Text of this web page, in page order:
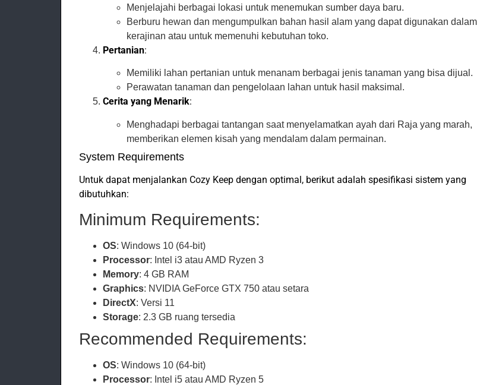
Menjelajahi berbagai lokasi untuk menemukan sumber daya baru.
Berburu hewan dan mengumpulkan bahan hasil alam yang dapat digunakan dalam
kerajinan atau untuk memenuhi kebutuhan toko.
Pertanian:
Memiliki lahan pertanian untuk menanam berbagai jenis tanaman yang bisa dijual.
Perawatan tanaman dan pengelolaan lahan untuk hasil maksimal.
Cerita yang Menarik:
Menghadapi berbagai tantangan saat menyelamatkan ayah dari Raja yang marah,
memberikan elemen kisah yang mendalam dalam permainan.
System Requirements
Untuk dapat menjalankan Cozy Keep dengan optimal, berikut adalah spesifikasi sistem yang
dibutuhkan:
Minimum Requirements:
OS: Windows 10 (64-bit)
Processor: Intel i3 atau AMD Ryzen 3
Memory: 4 GB RAM
Graphics: NVIDIA GeForce GTX 750 atau setara
DirectX: Versi 11
Storage: 2.3 GB ruang tersedia
Recommended Requirements:
OS: Windows 10 (64-bit)
Processor: Intel i5 atau AMD Ryzen 5